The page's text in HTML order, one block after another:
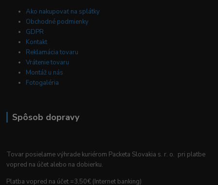
Ako nakupovať na splátky
Obchodné podmienky
GDPR
Kontakt
Reklamácia tovaru
Vrátenie tovaru
Montáž u nás
Fotogaléria
Spôsob dopravy
Tovar posielame výhrade kuriérom Packeta Slovakia s. r. o. pri platbe
vopred na účet alebo na dobierku.
Platba vopred na účet =3,50€ (Internet banking)